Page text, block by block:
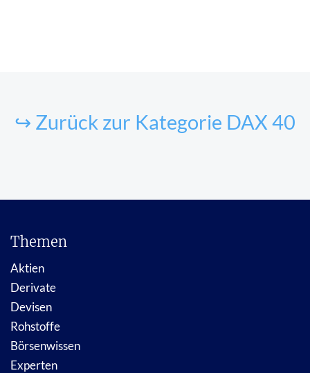
↪ Zurück zur Kategorie DAX 40
Themen
Aktien
Derivate
Devisen
Rohstoffe
Börsenwissen
Experten